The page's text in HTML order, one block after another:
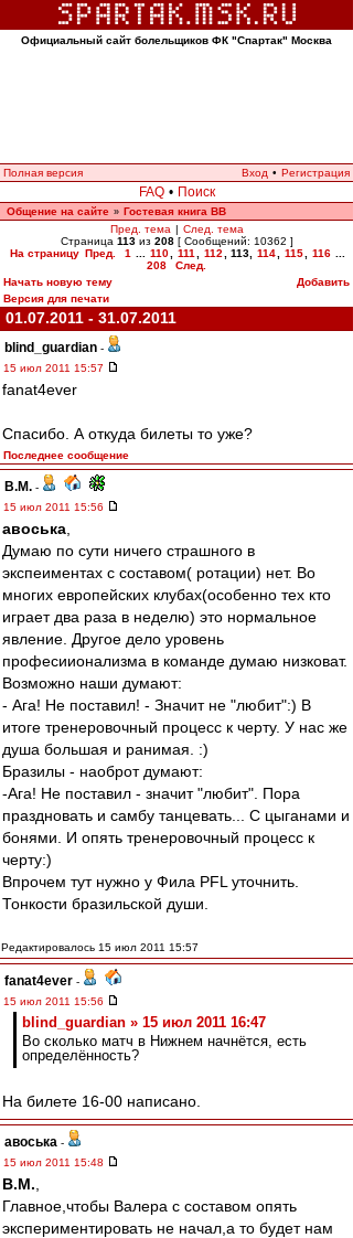
Официальный сайт болельщиков ФК "Спартак" Москва
Полная версия Вход • Регистрация
FAQ • Поиск
Общение на сайте » Гостевая книга ВВ
Пред. тема | След. тема
Страница 113из 208[ Сообщений: 10362 ]
На страницу Пред. 1 110 111 112 113, 114 115 116
208
След.
Начать новую тему
Добавить
Версия для печати
01.07.2011 - 31.07.2011
blind_guardian -
15 июл 2011 15:57
fanat4ever
Спасибо. А откуда билеты то уже?
Последнее сообщение
В.М. -
15 июл 2011 15:56
авоська
Думаю по сути ничего страшного в
экспеиментах с составом( ротации) нет. Во
многих европейских клубах(особенно тех кто
играет два раза в неделю) это нормальное
явление. Другое дело уровень
професиионализма в команде думаю низковат.
Возможно наши думают:
- Ага! Не поставил! - Значит не "любит":) В
итоге тренеровочный процесс к черту. У нас же
душа большая и ранимая. :)
Бразилы - наоброт думают:
-Ага! Не поставил - значит "любит". Пора
праздновать и самбу танцевать... С цыганами и
бонями. И опять тренеровочный процесс к
черту:)
Впрочем тут нужно у Фила PFL уточнить.
Тонкости бразильской души.
Редактировалось 15 июл 2011 15:57
fanat4ever -
15 июл 2011 15:56
blind_guardian » 15 июл 2011 16:47
Во сколько матч в Нижнем начнётся, есть
определённость?
На билете 16-00 написано.
авоська -
15 июл 2011 15:48
В.М.
Главное,чтобы Валера с составом опять
экспериментировать не начал,а то будет нам